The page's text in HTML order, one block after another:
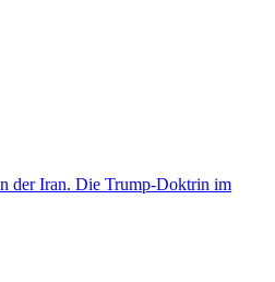
der Iran. Die Trump-Doktrin im